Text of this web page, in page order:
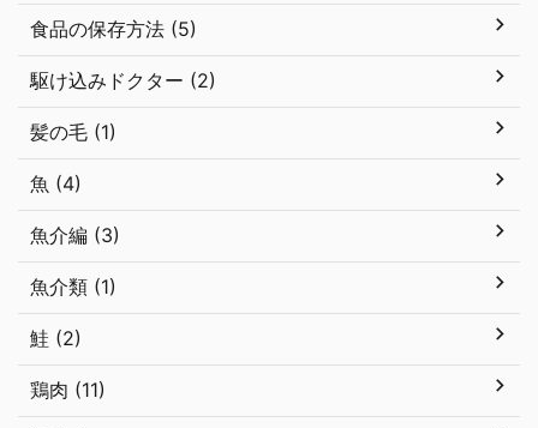
食品の保存方法 (5)
駆け込みドクター (2)
髪の毛 (1)
魚 (4)
魚介編 (3)
魚介類 (1)
鮭 (2)
鶏肉 (11)